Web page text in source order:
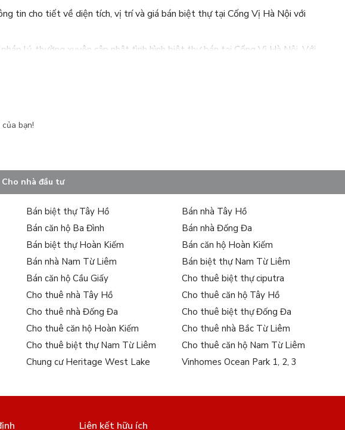
tin cho tiết về diện tích, vị trí và giá bán biệt thự tại Cống Vị Hà Nội với
lý, thường xuyên cập nhật tình hình biệt thự bán tại Cống Vị Hà Nội. Với
bạn!
Cho nhà đầu tư
Bán biệt thự Tây Hồ
Bán nhà Tây Hồ
Bán căn hộ Ba Đình
Bán nhà Đống Đa
Bán biệt thự Hoàn Kiếm
Bán căn hộ Hoàn Kiếm
Bán nhà Nam Từ Liêm
Bán biệt thự Nam Từ Liêm
Bán căn hộ Cầu Giấy
Cho thuê biệt thự ciputra
Cho thuê nhà Tây Hồ
Cho thuê căn hộ Tây Hồ
Cho thuê nhà Đống Đa
Cho thuê biệt thự Đống Đa
Cho thuê căn hộ Hoàn Kiếm
Cho thuê nhà Bắc Từ Liêm
Cho thuê biệt thự Nam Từ Liêm
Cho thuê căn hộ Nam Từ Liêm
Chung cư Heritage West Lake
Vinhomes Ocean Park 1, 2, 3
Liên kết hữu ích